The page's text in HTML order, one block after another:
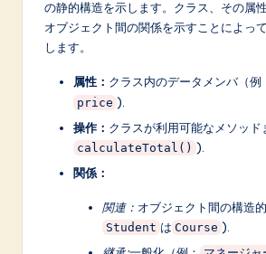
の静的構造を示します。クラス、その属
オブジェクト間の関係を示すことによっ
します。
属性： クラス内のデータメンバ（例
price ).
操作： クラスが利用可能なメソッド
calculateTotal() ).
関係：
関連： オブジェクト間の構造
Student は Course ).